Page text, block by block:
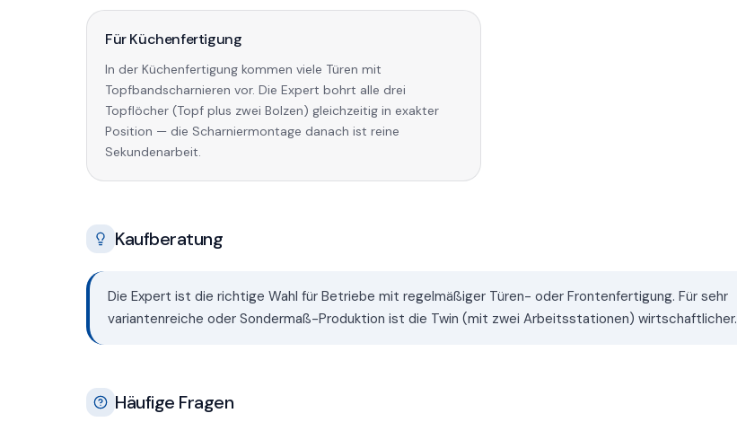
Für Küchenfertigung
In der Küchenfertigung kommen viele Türen mit
Topfbandscharnieren vor. Die Expert bohrt alle drei
Topflöcher (Topf plus zwei Bolzen) gleichzeitig in exakter
Position — die Scharniermontage danach ist reine
Sekundenarbeit.
Kaufberatung
Die Expert ist die richtige Wahl für Betriebe mit regelmäßiger Türen- oder Frontenfertigung. Für sehr
variantenreiche oder Sondermaß-Produktion ist die Twin (mit zwei Arbeitsstationen) wirtschaftlicher.
Häufige Fragen